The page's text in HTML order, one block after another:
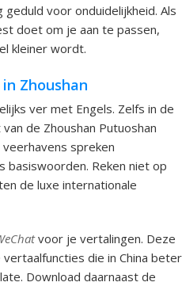
voor onduidelijkheid. Als
doet om je aan te passen,
kleiner wordt.
Zhoushan
ver met Engels. Zelfs in de
de Zhoushan Putuoshan
spreken
basiswoorden. Reken niet op
de luxe internationale
voor je vertalingen. Deze
die in China beter
Download daarnaast de